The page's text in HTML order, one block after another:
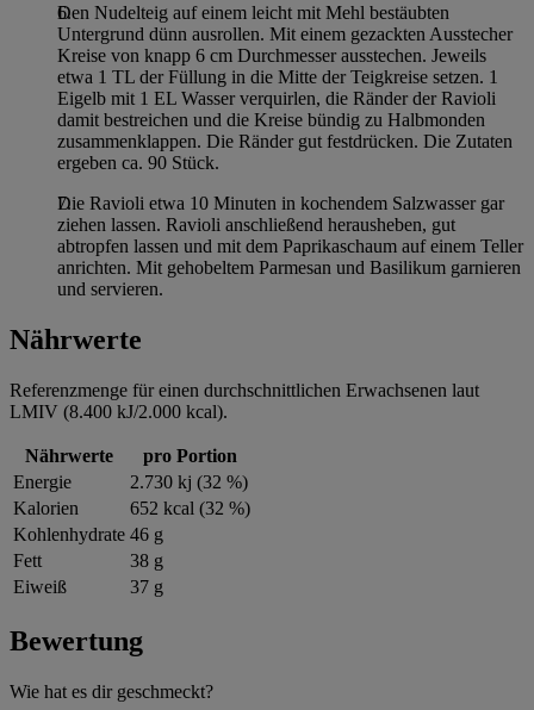
Den Nudelteig auf einem leicht mit Mehl bestäubten
Untergrund dünn ausrollen. Mit einem gezackten Ausstecher
Kreise von knapp 6 cm Durchmesser ausstechen. Jeweils
etwa 1 TL der Füllung in die Mitte der Teigkreise setzen. 1
Eigelb mit 1 EL Wasser verquirlen, die Ränder der Ravioli
damit bestreichen und die Kreise bündig zu Halbmonden
zusammenklappen. Die Ränder gut festdrücken. Die Zutaten
ergeben ca. 90 Stück.
Die Ravioli etwa 10 Minuten in kochendem Salzwasser gar
ziehen lassen. Ravioli anschließend herausheben, gut
abtropfen lassen und mit dem Paprikaschaum auf einem Teller
anrichten. Mit gehobeltem Parmesan und Basilikum garnieren
und servieren.
Nährwerte
Referenzmenge für einen durchschnittlichen Erwachsenen laut
LMIV (8.400 kJ/2.000 kcal).
Nährwerte
pro Portion
Energie
2.730 kj (32 %)
Kalorien
652 kcal (32 %)
Kohlenhydrate 46 g
Fett
38 g
Eiweiß
37 g
Bewertung
Wie hat es dir geschmeckt?